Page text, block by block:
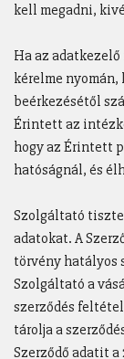
kell megadni,
Ha az
kérelme
beérkezésétől
Érintett az
hogy az Érintett
hatóságnál, és
Szolgáltató
adatokat. A
törvény hatályos
Szolgáltató a
szerződés
tárolja a
Szerződő adatit a